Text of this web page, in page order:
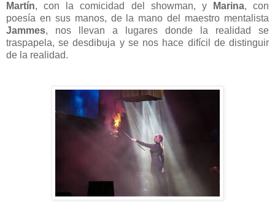
Martín, con la comicidad del showman, y Marina, con
poesía en sus manos, de la mano del maestro mentalista
Jammes, nos llevan a lugares donde la realidad se
traspapela, se desdibuja y se nos hace difícil de distinguir
de la realidad.